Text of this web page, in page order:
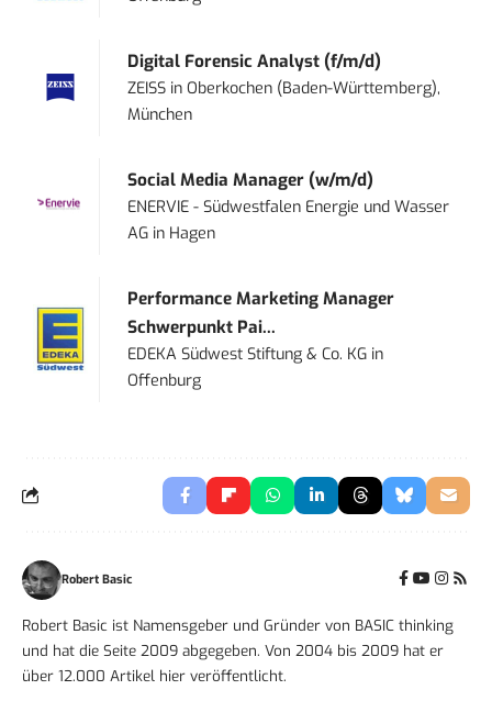
Digital Forensic Analyst (f/m/d)
ZEISS inOberkochen (Baden-Württemberg),
München
Social Media Manager (w/m/d)
ENERVIE - Südwestfalen Energie und Wasser
AG in Hagen
Performance Marketing Manager
Schwerpunkt Pai...
EDEKA Südwest Stiftung & Co. KG in
Offenburg
Robert Basic
Robert Basic ist Namensgeber und Gründer von BASIC thinking
und hat die Seite 2009 abgegeben. Von 2004 bis 2009 hat er
über 12.000 Artikel hier veröffentlicht.